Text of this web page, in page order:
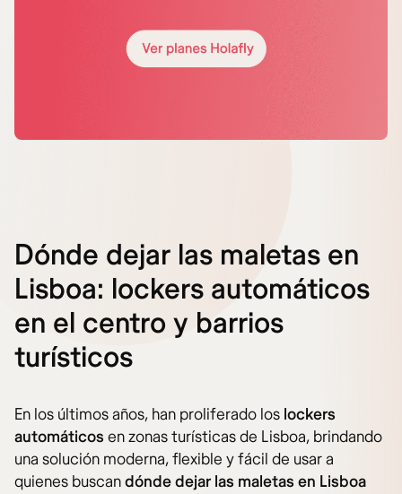
Dónde dejar las maletas en
Lisboa: lockers automáticos
en el centro y barrios
turísticos
En los últimos años, han proliferado los lockers
automáticosen zonas turísticas de Lisboa, brindando
una solución moderna, flexible y fácil de usar a
quienes buscandónde dejar las maletas en Lisboa